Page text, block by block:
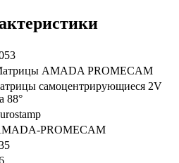
AMADA PROMECAM
самоцентрирующиеся 2V
88°
PROMECAM